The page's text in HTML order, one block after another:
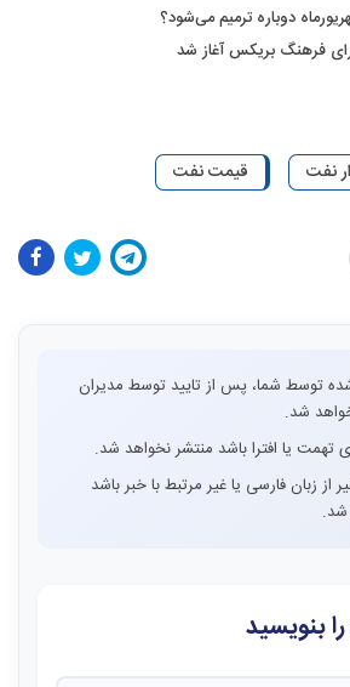
دوباره ترمیم می‌شود؟
فرهنگ بریکس آغاز شد
نفت قیمت نفت
توسط شما، پس از تایید توسط مدیران
شد.
تهمت یا افترا باشد منتشر نخواهد شد.
از زبان فارسی یا غیر مرتبط با خبر باشد
شد.
بنویسید